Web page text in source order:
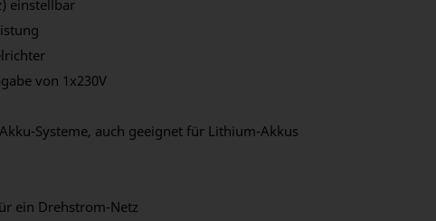
einstellbar
von 1x230V
Systeme, auch geeignet für Lithium-Akkus
ein Drehstrom-Netz